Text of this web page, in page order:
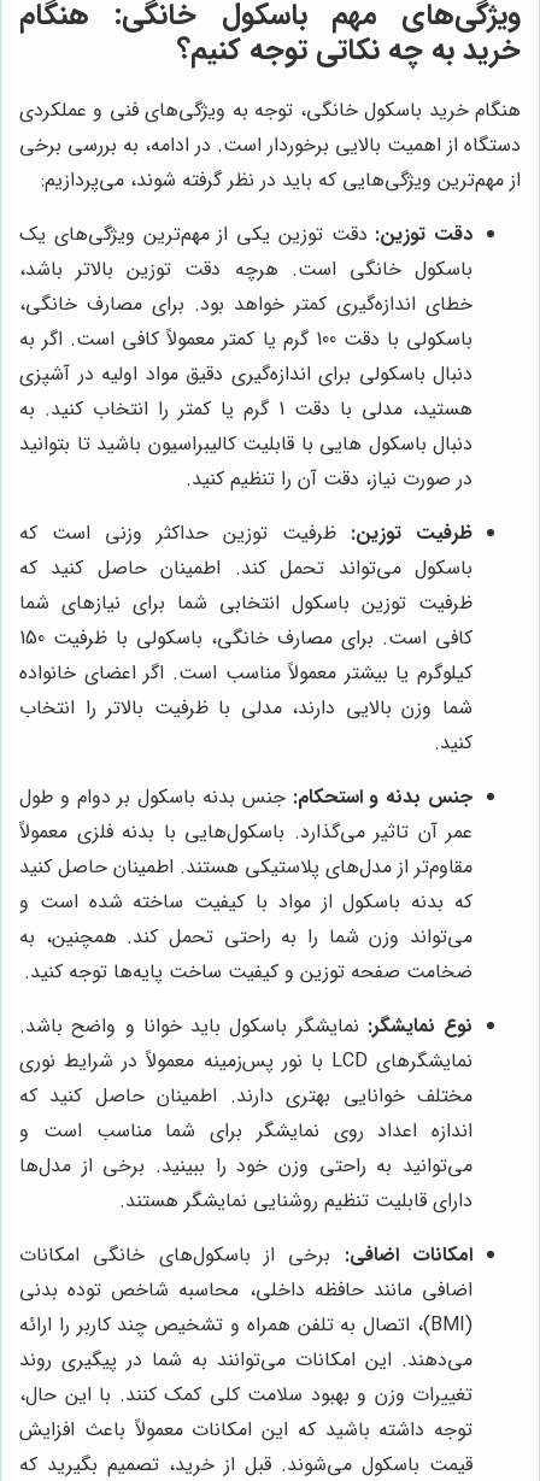
ویژگی‌های مهم باسکول خانگی: هنگام
خرید به چه نکاتی توجه کنیم؟
هنگام خرید باسکول خانگی، توجه به ویژگی‌های فنی و عملکردی
دستگاه از اهمیت بالایی برخوردار است. در ادامه، به بررسی برخی
از مهم‌ترین ویژگی‌هایی که باید در نظر گرفته شوند، می‌پردازیم:
دقت توزین: دقت توزین یکی از مهم‌ترین ویژگی‌های یک
باسکول خانگی است. هرچه دقت توزین بالاتر باشد،
خطای اندازه‌گیری کمتر خواهد بود. برای مصارف خانگی،
باسکولی با دقت 100 گرم یا کمتر معمولاً کافی است. اگر به
دنبال باسکولی برای اندازه‌گیری دقیق مواد اولیه در آشپزی
هستید، مدلی با دقت 1 گرم یا کمتر را انتخاب کنید. به
دنبال باسکول هایی با قابلیت کالیبراسیون باشید تا بتوانید
در صورت نیاز، دقت آن را تنظیم کنید.
ظرفیت توزین: ظرفیت توزین حداکثر وزنی است که
باسکول می‌تواند تحمل کند. اطمینان حاصل کنید که
ظرفیت توزین باسکول انتخابی شما برای نیازهای شما
کافی است. برای مصارف خانگی، باسکولی با ظرفیت 150
کیلوگرم یا بیشتر معمولاً مناسب است. اگر اعضای خانواده
شما وزن بالایی دارند، مدلی با ظرفیت بالاتر را انتخاب
کنید.
جنس بدنه و استحکام: جنس بدنه باسکول بر دوام و طول
عمر آن تاثیر می‌گذارد. باسکول‌هایی با بدنه فلزی معمولاً
مقاوم‌تر از مدل‌های پلاستیکی هستند. اطمینان حاصل کنید
که بدنه باسکول از مواد با کیفیت ساخته شده است و
می‌تواند وزن شما را به راحتی تحمل کند. همچنین، به
ضخامت صفحه توزین و کیفیت ساخت پایه‌ها توجه کنید.
نوع نمایشگر: نمایشگر باسکول باید خوانا و واضح باشد.
نمایشگرهای LCD با نور پس‌زمینه معمولاً در شرایط نوری
مختلف خوانایی بهتری دارند. اطمینان حاصل کنید که
اندازه اعداد روی نمایشگر برای شما مناسب است و
می‌توانید به راحتی وزن خود را ببینید. برخی از مدل‌ها
دارای قابلیت تنظیم روشنایی نمایشگر هستند.
امکانات اضافی: برخی از باسکول‌های خانگی امکانات
اضافی مانند حافظه داخلی، محاسبه شاخص توده بدنی
(BMI)، اتصال به تلفن همراه و تشخیص چند کاربر را ارائه
می‌دهند. این امکانات می‌توانند به شما در پیگیری روند
تغییرات وزن و بهبود سلامت کلی کمک کنند. با این حال،
توجه داشته باشید که این امکانات معمولاً باعث افزایش
قیمت باسکول می‌شوند. قبل از خرید، تصمیم بگیرید که